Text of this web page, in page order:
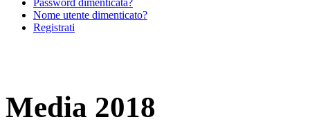
Nome utente dimenticato?
Registrati
Media 2018